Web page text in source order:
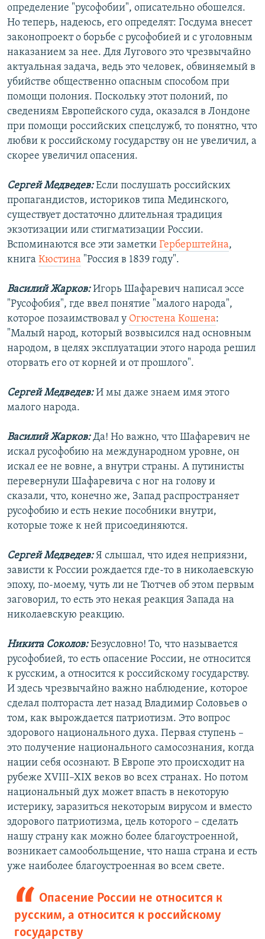
определение "русофобии", описательно обошелся.
Но теперь, надеюсь, его определят: Госдума внесет
законопроект о борьбе с русофобией и с уголовным
наказанием за нее. Для Лугового это чрезвычайно
актуальная задача, ведь это человек, обвиняемый в
убийстве общественно опасным способом при
помощи полония. Поскольку этот полоний, по
сведениям Европейского суда, оказался в Лондоне
при помощи российских спецслужб, то понятно, что
любви к российскому государству он не увеличил, а
скорее увеличил опасения.
Сергей Медведев:Если послушать российских
пропагандистов, историков типа Мединского,
существует достаточно длительная традиция
экзотизации или стигматизации России.
Вспоминаются все эти заметки Герберштейна,
книга Кюстина "Россия в 1839 году".
Василий Жарков:Игорь Шафаревич написал эссе
"Русофобия", где ввел понятие "малого народа",
которое позаимствовал у Огюстена Кошена:
"Малый народ, который возвысился над основным
народом, в целях эксплуатации этого народа решил
оторвать его от корней и от прошлого".
Сергей Медведев:И мы даже знаем имя этого
малого народа.
Василий Жарков:Да! Но важно, что Шафаревич не
искал русофобию на международном уровне, он
искал ее не вовне, а внутри страны. А путинисты
перевернули Шафаревича с ног на голову и
сказали, что, конечно же, Запад распространяет
русофобию и есть некие пособники внутри,
которые тоже к ней присоединяются.
Сергей Медведев:Я слышал, что идея неприязни,
зависти к России рождается где-то в николаевскую
эпоху, по-моему, чуть ли не Тютчев об этом первым
заговорил, то есть это некая реакция Запада на
николаевскую реакцию.
Никита Соколов:Безусловно! То, что называется
русофобией, то есть опасение России, не относится
к русским, а относится к российскому государству.
И здесь чрезвычайно важно наблюдение, которое
сделал полтораста лет назад Владимир Соловьев о
том, как вырождается патриотизм. Это вопрос
здорового национального духа. Первая ступень –
это получение национального самосознания, когда
нации себя осознают. В Европе это происходит на
рубеже XVIII–XIX веков во всех странах. Но потом
национальный дух может впасть в некоторую
истерику, заразиться некоторым вирусом и вместо
здорового патриотизма, цель которого – сделать
нашу страну как можно более благоустроенной,
возникает самообольщение, что наша страна и есть
уже наиболее благоустроенная во всем свете.
Опасение России не относится к
русским, а относится к российскому
государству